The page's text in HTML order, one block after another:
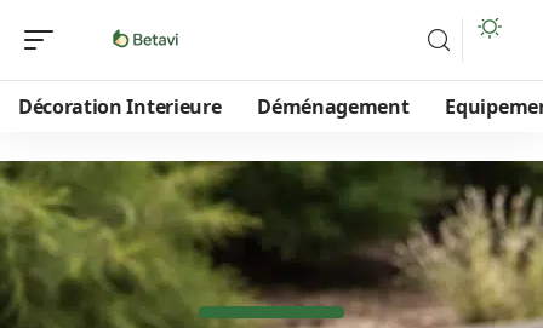
Décoration Interieure Déménagement